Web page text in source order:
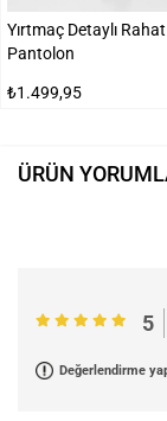
Yırtmaç Detaylı
Pantolon
₺1.499,95
ÜRÜN
5
Değerlendirme